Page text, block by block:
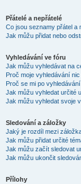
Přátelé a nepřátelé
Co jsou seznamy přátel a
Jak můžu přidat nebo
Vyhledávání ve fóru
Jak můžu vyhledávat na
Proč moje vyhledávání
Proč se mi po
Jak můžu vyhledat určité
Jak můžu vyhledat svoje
Sledování a záložky
Jaký je rozdíl mezi
Jak můžu přidat určité
Jak můžu začít sledovat
Jak můžu ukončit
Přílohy